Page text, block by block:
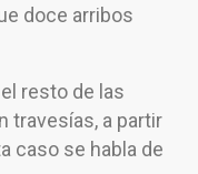
doce arribos
resto de las
travesías, a partir
caso se habla de